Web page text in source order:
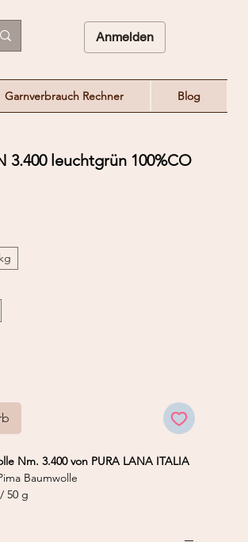
Anmelden
Garnverbrauch Rechner Blog
3.400 leuchtgrün 100%CO
Nm. 3.400 von PURA LANA ITALIA
Baumwolle
50 g